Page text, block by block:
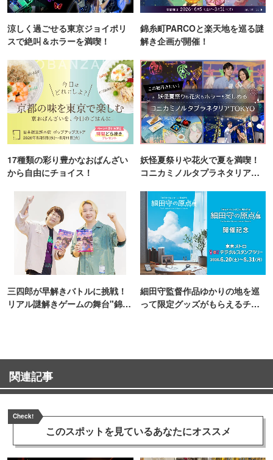
涼しく過ごせる東京ジョイポリ
スで絶叫＆ホラーを満喫！
錦糸町PARCOと楽天地を巡る謎
解き企画が開催！
17種類の彩り豊かなおばんざい
から自由にチョイス！
妖怪夏祭りや花火で夏を満喫！
コニカミノルタプラネタリア
三四郎が早解きバトルに挑戦！
リアル謎解きゲームの舞台"錦糸
細田守監督作品ゆかりの地を巡
って限定グッズがもらえるチャ
関連記事
Check!
このスポットを見ているあなたにオススメ